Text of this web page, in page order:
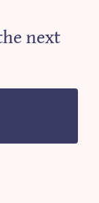
next